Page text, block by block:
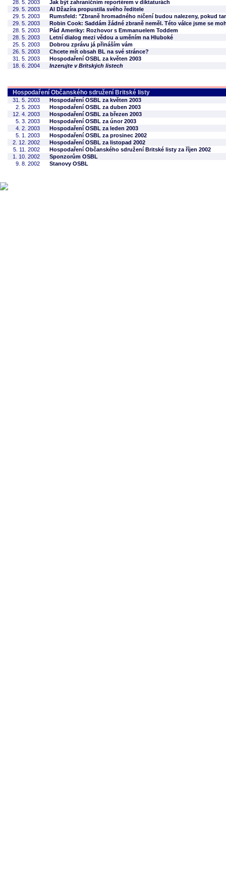
28. 5. 2003
Jak být zahraničním reportérem v diktaturách
29. 5. 2003
Al Džazíra propustila svého ředitele
29. 5. 2003
Rumsfeld: "Zbraně hromadného ničení budou nalezeny, pokud
29. 5. 2003
Robin Cook: Saddám žádné zbraně neměl. Této válce jsme se
28. 5. 2003
Pád Ameriky: Rozhovor s Emmanuelem Toddem
28. 5. 2003
Letní dialog mezi vědou a uměním na Hluboké
25. 5. 2003
Dobrou zprávu já přináším vám
26. 5. 2003
Chcete mít obsah BL na své stránce?
31. 5. 2003
Hospodaření OSBL za květen 2003
18. 6. 2004
Inzerujte v Britských listech
Hospodaření Občanského sdružení Britské listy
31. 5. 2003
Hospodaření OSBL za květen 2003
2. 5. 2003
Hospodaření OSBL za duben 2003
12. 4. 2003
Hospodaření OSBL za březen 2003
5. 3. 2003
Hospodaření OSBL za únor 2003
4. 2. 2003
Hospodaření OSBL za leden 2003
5. 1. 2003
Hospodaření OSBL za prosinec 2002
2. 12. 2002
Hospodaření OSBL za listopad 2002
5. 11. 2002
Hospodaření Občanského sdružení Britské listy za říjen 2002
1. 10. 2002
Sponzorům OSBL
9. 8. 2002
Stanovy OSBL